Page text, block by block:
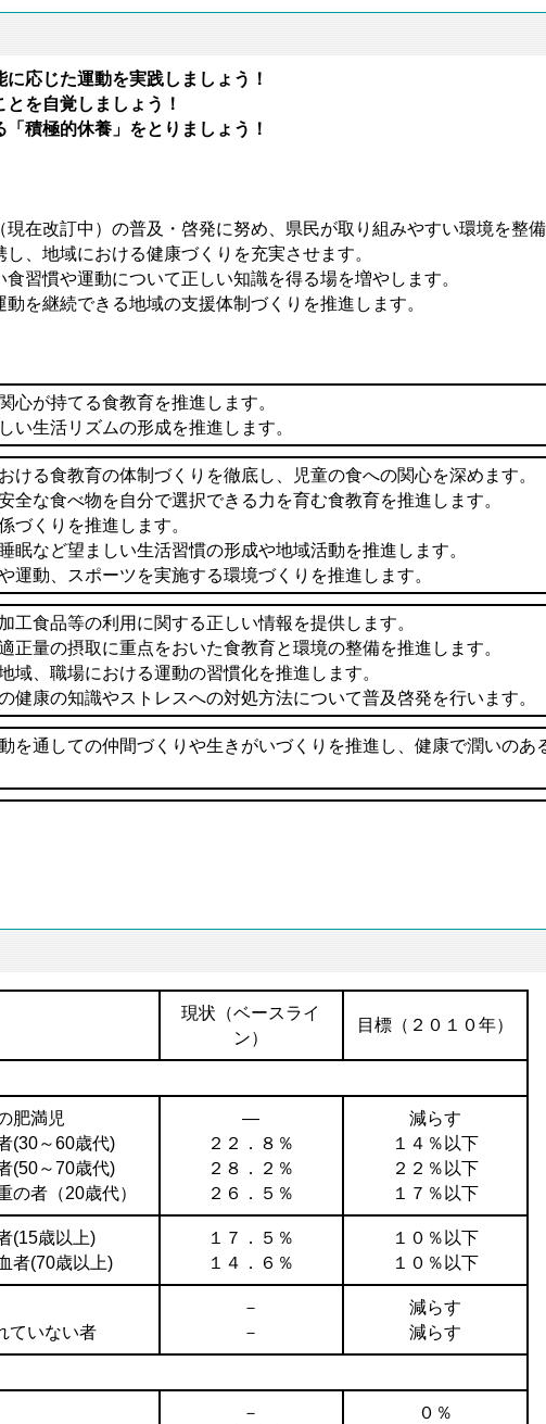
に応じた運動を実践しましょう！
とを自覚しましょう！
「積極的休養」をとりましょう！
現在改訂中）の普及・啓発に努め、県民が取り組みやすい環境を整
し、地域における健康づくりを充実させます。
食習慣や運動について正しい知識を得る場を増やします。
動を継続できる地域の支援体制づくりを推進します。
心が持てる食教育を推進します。
い生活リズムの形成を推進します。
ける食教育の体制づくりを徹底し、児童の食への関心を深めます。
安全な食べ物を自分で選択できる力を育む食教育を推進します。
づくりを推進します。
眠など望ましい生活習慣の形成や地域活動を推進します。
運動、スポーツを実施する環境づくりを推進します。
工食品等の利用に関する正しい情報を提供します。
正量の摂取に重点をおいた食教育と環境の整備を推進します。
域、職場における運動の習慣化を推進します。
健康の知識やストレスへの対処方法について普及啓発を行います。
動を通しての仲間づくりや生きがいづくりを推進し、健康で潤いの
現状（ベースライ
ン）
目標（２０１０年）
肥満児
(30～60歳代)
(50～70歳代)
の者（20歳代）
―
２２．８％
２８．２％
２６．５％
減らす
１４％以下
２２％以下
１７％以下
(15歳以上)
者(70歳以上)
１７．５％
１４．６％
１０％以下
１０％以下
ていない者
－
－
減らす
減らす
－
０％